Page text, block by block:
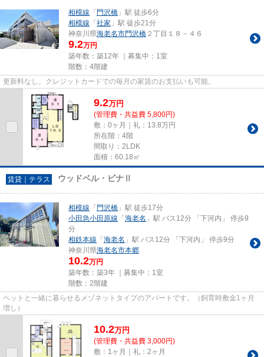
相模線 「門沢橋 」駅 徒歩6分
相模線 「社家 」駅 徒歩21分
神奈川県海老名市門沢橋 ２丁目１８－４６
9.2万円
築年数：築12年 ｜募集中： 1室
階数：4階建
更新料なし。クレジットカードでの毎月の家賃のお支払いも可能。
9.2万円
(管理費・共益費 5,800円)
敷：0ヶ月｜礼：13.8万円
所在階：4階
間取り：2LDK
面積：60.18㎡
賃貸｜テラス ウッドベル・ビナⅡ
相模線 「門沢橋 」駅 徒歩17分
小田急小田原線 「海老名 」駅 バス12分 「下河内」 停歩9
分
相鉄本線 「海老名 」駅 バス12分 「下河内」 停歩9分
神奈川県海老名市本郷
10.2万円
築年数：築3年 ｜募集中： 1室
階数：2階建
ペットと一緒に暮らせるメゾネットタイプのアパートです。（飼育時敷金1ヶ月
増し）
10.2万円
(管理費・共益費 3,000円)
敷：1ヶ月｜礼：2ヶ月